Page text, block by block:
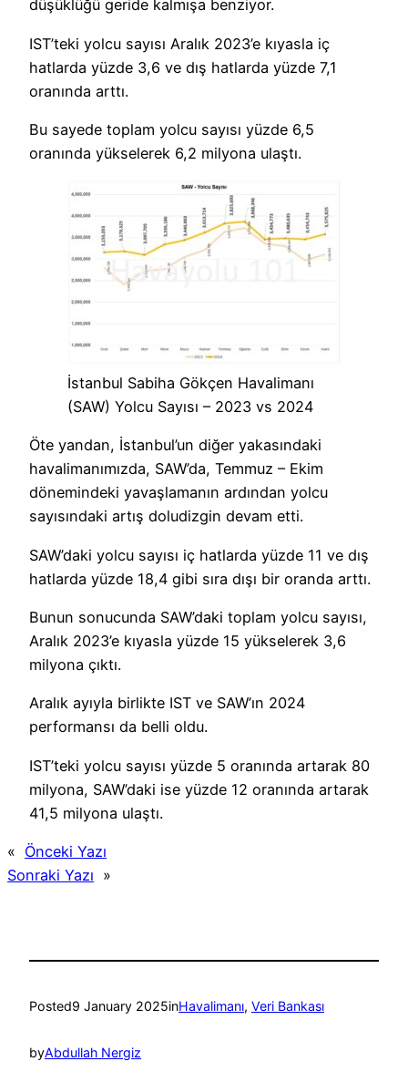
düşüklüğü geride kalmışa benziyor.
IST’teki yolcu sayısı Aralık 2023’e kıyasla iç
hatlarda yüzde 3,6 ve dış hatlarda yüzde 7,1
oranında arttı.
Bu sayede toplam yolcu sayısı yüzde 6,5
oranında yükselerek 6,2 milyona ulaştı.
İstanbul Sabiha Gökçen Havalimanı
(SAW) Yolcu Sayısı – 2023 vs 2024
Öte yandan, İstanbul’un diğer yakasındaki
havalimanımızda, SAW’da, Temmuz – Ekim
dönemindeki yavaşlamanın ardından yolcu
sayısındaki artış doludizgin devam etti.
SAW’daki yolcu sayısı iç hatlarda yüzde 11 ve dış
hatlarda yüzde 18,4 gibi sıra dışı bir oranda arttı.
Bunun sonucunda SAW’daki toplam yolcu sayısı,
Aralık 2023’e kıyasla yüzde 15 yükselerek 3,6
milyona çıktı.
Aralık ayıyla birlikte IST ve SAW’ın 2024
performansı da belli oldu.
IST’teki yolcu sayısı yüzde 5 oranında artarak 80
milyona, SAW’daki ise yüzde 12 oranında artarak
41,5 milyona ulaştı.
« Önceki Yazı
Sonraki Yazı »
Posted9 January 2025inHavalimanı, Veri Bankası
byAbdullah Nergiz